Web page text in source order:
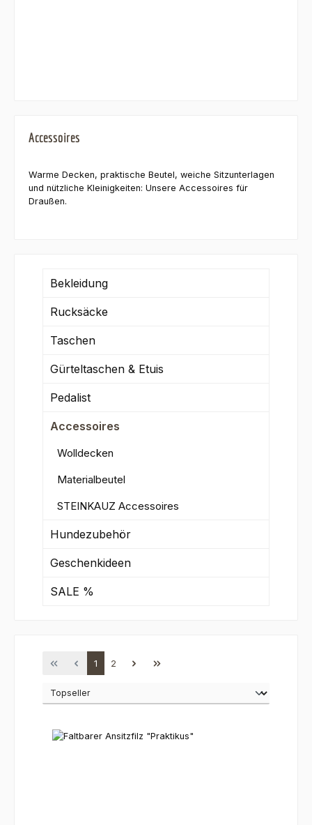
Accessoires
Warme Decken, praktische Beutel, weiche Sitzunterlagen
und nützliche Kleinigkeiten: Unsere Accessoires für
Draußen.
Bekleidung
Rucksäcke
Taschen
Gürteltaschen & Etuis
Pedalist
Accessoires
Wolldecken
Materialbeutel
STEINKAUZ Accessoires
Hundezubehör
Geschenkideen
SALE %
Seite
1 Seite
2